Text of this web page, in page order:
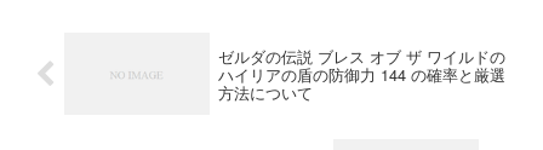
ゼルダの伝説 ブレス オブ ザ ワイルドの
ハイリアの盾の防御力 144 の確率と厳選
方法について